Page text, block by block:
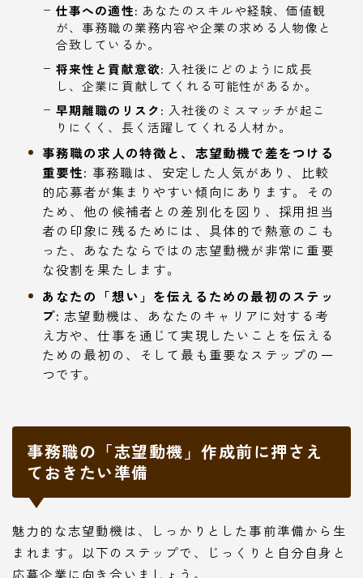
仕事への適性: あなたのスキルや経験、価値観
が、事務職の業務内容や企業の求める人物像と
合致しているか。
将来性と貢献意欲: 入社後にどのように成長
し、企業に貢献してくれる可能性があるか。
早期離職のリスク: 入社後のミスマッチが起こ
りにくく、長く活躍してくれる人材か。
事務職の求人の特徴と、志望動機で差をつける
重要性: 事務職は、安定した人気があり、比較
的応募者が集まりやすい傾向にあります。その
ため、他の候補者との差別化を図り、採用担当
者の印象に残るためには、具体的で熱意のこも
った、あなたならではの志望動機が非常に重要
な役割を果たします。
あなたの「想い」を伝えるための最初のステッ
プ: 志望動機は、あなたのキャリアに対する考
え方や、仕事を通じて実現したいことを伝える
ための最初の、そして最も重要なステップの一
つです。
事務職の「志望動機」作成前に押さえ
ておきたい準備
魅力的な志望動機は、しっかりとした事前準備から生
まれます。以下のステップで、じっくりと自分自身と
応募企業に向き合いましょう。